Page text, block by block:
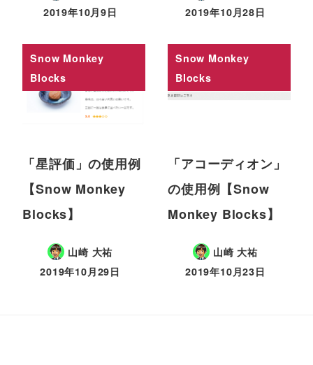
2019年10月9日
2019年10月28日
Snow Monkey
Blocks
「星評価」の使用例
【Snow Monkey
Blocks】
山崎 大祐
2019年10月29日
Snow Monkey
Blocks
「アコーディオン」
の使用例【Snow
Monkey Blocks】
山崎 大祐
2019年10月23日